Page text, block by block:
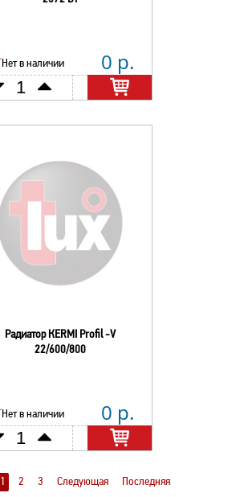
Нет в наличии 0 р.
Радиатор КERMI Profil -V
22/600/800
Нет в наличии 0 р.
1 2 3 Следующая Последняя